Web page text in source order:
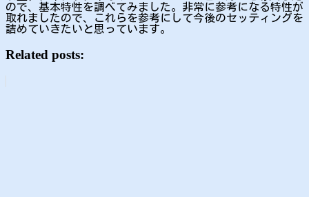
ので、基本特性を調べてみました。非常に参考になる特性が
取れましたので、これらを参考にして今後のセッティングを
詰めていきたいと思っています。
Related posts: